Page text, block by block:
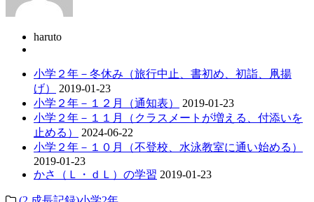
haruto
小学２年－冬休み（旅行中止、書初め、初詣、凧揚
げ）
2019-01-23
小学２年－１２月（通知表）
2019-01-23
小学２年－１１月（クラスメートが増える、付添いを
止める）
2024-06-22
小学２年－１０月（不登校、水泳教室に通い始める）
2019-01-23
かさ（Ｌ・ｄＬ）の学習 2019-01-23